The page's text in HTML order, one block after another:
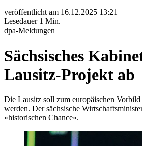
veröffentlicht am 16.12.2025 13:21
Lesedauer 1 Min.
dpa-Meldungen
Sächsisches
Lausitz-Projekt ab
Die Lausitz soll zum europäischen
werden. Der sächsische
«historischen Chance».